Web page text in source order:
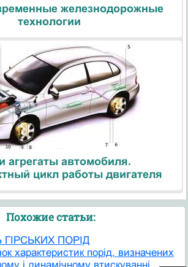
железнодорожные
технологии
агрегаты автомобиля.
цикл работы двигателя
Похожие статьи:
ГІРСЬКИХ ПОРІД
характеристик порід, визначених